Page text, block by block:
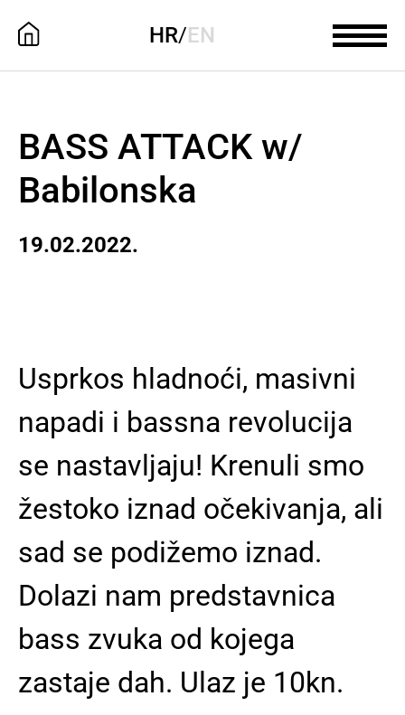
HR/EN
BASS ATTACK w/
Babilonska
19.02.2022.
Usprkos hladnoći, masivni
napadi i bassna revolucija
se nastavljaju! Krenuli smo
žestoko iznad očekivanja, ali
sad se podižemo iznad.
Dolazi nam predstavnica
bass zvuka od kojega
zastaje dah. Ulaz je 10kn.